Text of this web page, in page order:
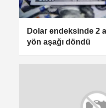
Dolar endeksinde 2
yön aşağı döndü